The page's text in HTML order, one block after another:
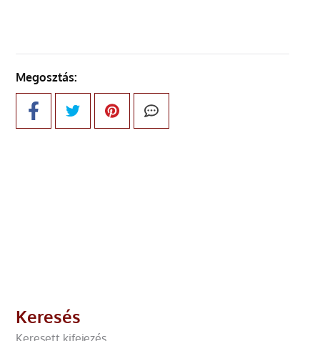
Megosztás:
Keresés
Keresett kifejezés